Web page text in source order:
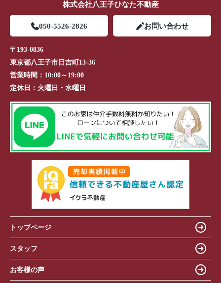
株式会社八王子ひなた不動産
050-5526-2826 お問い合わせ
〒193-0836
東京都八王子市日吉町13-36
営業時間： 10:00～19:00
定休日： 火曜日・水曜日
トップページ
スタッフ
お客様の声